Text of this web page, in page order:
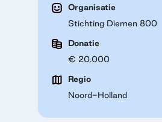
Organisatie
Stichting Diemen 800
Donatie
€ 20.000
Regio
Noord-Holland